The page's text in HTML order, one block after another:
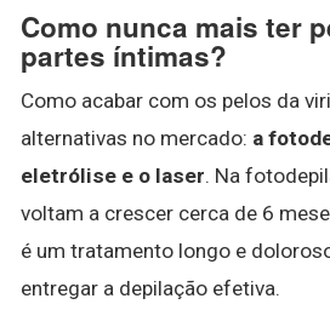
Como nunca mais ter
partes íntimas?
Como acabar com os pelos da
alternativas no mercado: a
eletrólise e o laser. Na
voltam a crescer cerca de 6
é um tratamento longo e
entregar a depilação efetiva.